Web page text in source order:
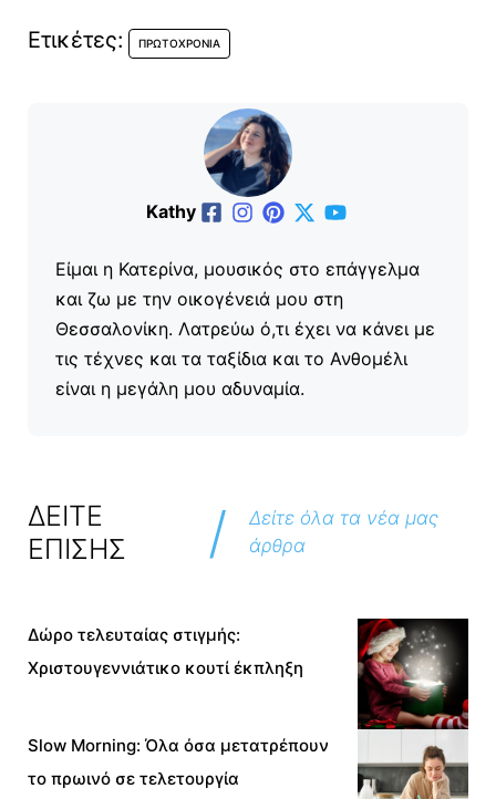
Ετικέτες: ΠΡΩΤΟΧΡΟΝΙΆ
Kathy
Είμαι η Κατερίνα, μουσικός στο επάγγελμα
και ζω με την οικογένειά μου στη
Θεσσαλονίκη. Λατρεύω ό,τι έχει να κάνει με
τις τέχνες και τα ταξίδια και το Ανθομέλι
είναι η μεγάλη μου αδυναμία.
ΔΕΙΤΕ
ΕΠΙΣΗΣ
/
Δείτε όλα τα νέα μας
άρθρα
Δώρο τελευταίας στιγμής:
Χριστουγεννιάτικο κουτί έκπληξη
Slow Morning: Όλα όσα μετατρέπουν
το πρωινό σε τελετουργία